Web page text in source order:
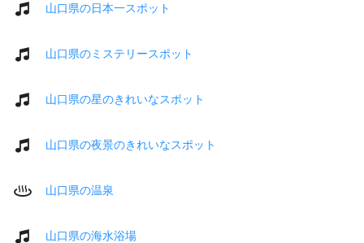
山口県の日本一スポット
山口県のミステリースポット
山口県の星のきれいなスポット
山口県の夜景のきれいなスポット
山口県の温泉
山口県の海水浴場